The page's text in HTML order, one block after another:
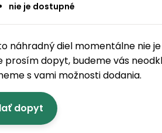
nie je dostupné
náhradný diel momentálne nie
prosím dopyt, budeme vás
s vami možnosti dodania.
dopyt